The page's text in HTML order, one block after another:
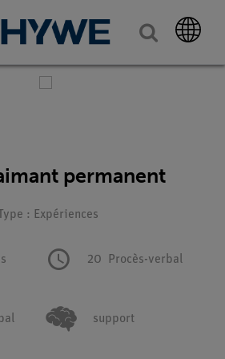
permanent
: Expériences
20 Procès-verbal
support